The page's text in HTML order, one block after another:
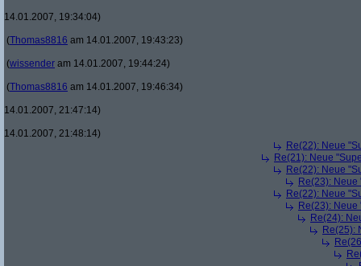
14.01.2007, 19:34:04)
(Thomas8816 am 14.01.2007, 19:43:23)
(wissender am 14.01.2007, 19:44:24)
(Thomas8816 am 14.01.2007, 19:46:34)
14.01.2007, 21:47:14)
14.01.2007, 21:48:14)
Re(22): Neue
Re(21): Neue
Re(22): Neue
Re(23):
Re(22): Neue
Re(23):
Re(24):
Re(25):